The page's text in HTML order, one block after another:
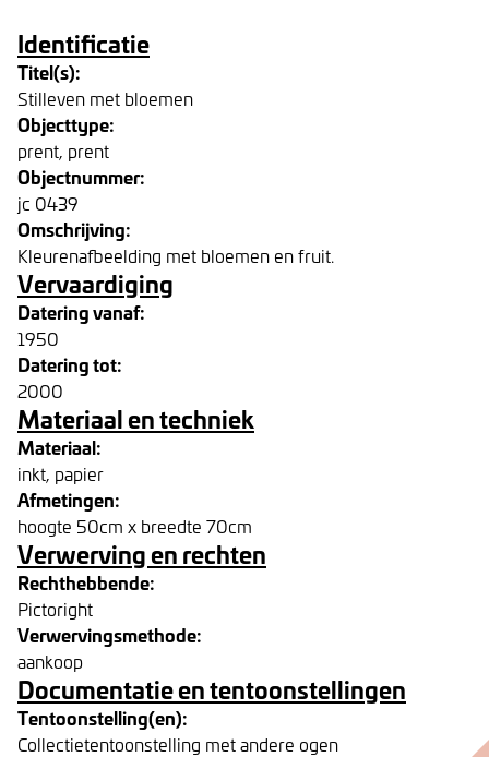
Identificatie
Titel(s):
Stilleven met bloemen
Objecttype:
prent, prent
Objectnummer:
jc 0439
Omschrijving:
Kleurenafbeelding met bloemen en fruit.
Vervaardiging
Datering vanaf:
1950
Datering tot:
2000
Materiaal en techniek
Materiaal:
inkt, papier
Afmetingen:
hoogte 50cm x breedte 70cm
Verwerving en rechten
Rechthebbende:
Pictoright
Verwervingsmethode:
aankoop
Documentatie en tentoonstellingen
Tentoonstelling(en):
Collectietentoonstelling met andere ogen